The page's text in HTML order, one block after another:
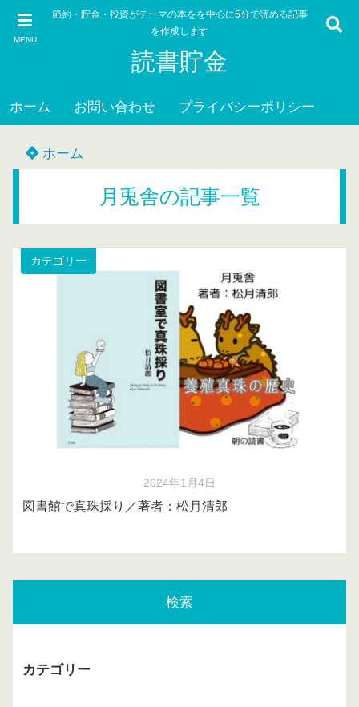
MENU
節約・貯金・投資がテーマの本をを中心に5分で読める記事
を作成します
読書貯金
ホーム お問い合わせ プライバシーポリシー
ホーム
月兎舎の記事一覧
カテゴリー
2024年1月4日
図書館で真珠採り／著者：松月清郎
検索
カテゴリー